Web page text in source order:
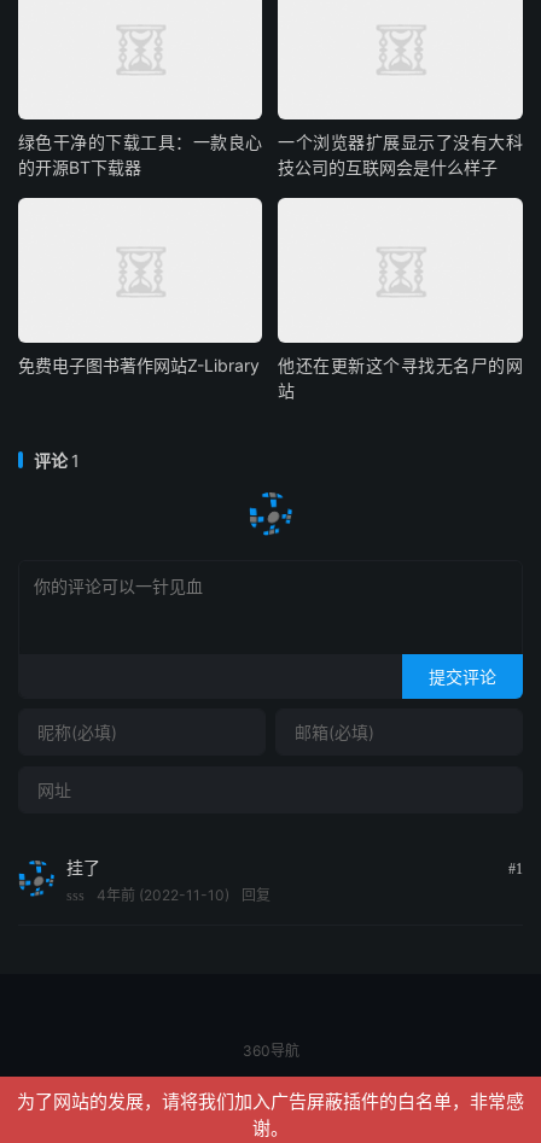
绿色干净的下载工具：一款良心
的开源BT下载器
一个浏览器扩展显示了没有大科
技公司的互联网会是什么样子
免费电子图书著作网站Z-Library
他还在更新这个寻找无名尸的网
站
评论1
提交评论
#1
挂了
sss 4年前 (2022-11-10) 回复
360导航
© 2026信聚合 网站地图
请求次数：23 次，加载用时：0.152 秒，内存占用：9.84 MB
为了网站的发展，请将我们加入广告屏蔽插件的白名单，非常感
谢。